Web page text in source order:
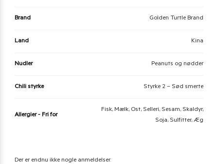
Brand Golden Turtle Brand
Land Kina
Nudler Peanuts og nødder
Chili styrke Styrke 2 – Sød smerte
Allergier - Fri for
Fisk, Mælk, Ost, Selleri, Sesam, Skaldyr,
Soja, Sulfitter, Æg
Der er endnu ikke nogle anmeldelser.